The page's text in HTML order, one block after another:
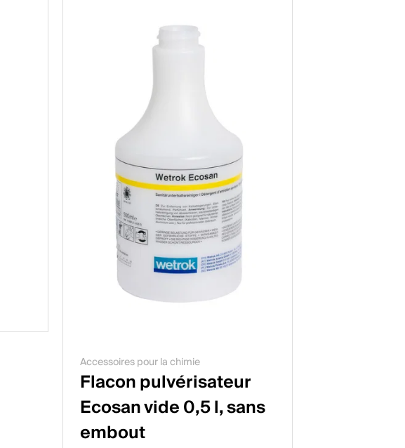
Accessoires pour la chimie
Flacon pulvérisateur
Ecosan vide 0,5 l, sans
embout